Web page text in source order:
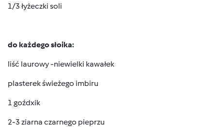
1/3 łyżeczki soli
do każdego słoika:
liść laurowy -niewielki kawałek
plasterek świeżego imbiru
1 goźdxik
2-3 ziarna czarnego pieprzu